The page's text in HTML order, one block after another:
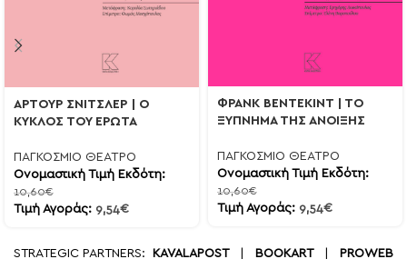
ΑΡΤΟΥΡ ΣΝΙΤΣΛΕΡ | Ο
ΚΥΚΛΟΣ ΤΟΥ ΕΡΩΤΑ
ΠΑΓΚΟΣΜΙΟ ΘΕΑΤΡΟ
Ονομαστική Τιμή Εκδότη:
10,60€
Τιμή Αγοράς: 9,54€
ΦΡΑΝΚ ΒΕΝΤΕΚΙΝΤ | ΤΟ
ΞΥΠΝΗΜΑ ΤΗΣ ΑΝΟΙΞΗΣ
ΠΑΓΚΟΣΜΙΟ ΘΕΑΤΡΟ
Ονομαστική Τιμή Εκδότη:
10,60€
Τιμή Αγοράς: 9,54€
STRATEGIC PARTNERS: KAVALAPOST| BOOKART| PROWEB